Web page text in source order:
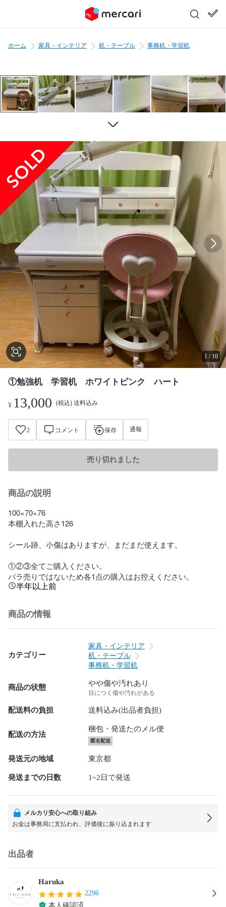
ホーム 家具・インテリア 机・テーブル 事務机・学習机
1 / 10
①勉強机 学習机 ホワイトピンク ハート
¥ 13,000 (税込) 送料込み
2 コメント 保存 通報
売り切れました
商品の説明
100×70×76
本棚入れた高さ126
シール跡、小傷はありますが、まだまだ使えます。
①②③全てご購入ください。
バラ売りではないため各1点の購入はお控えください。
半年以上前
商品の情報
カテゴリー
家具・インテリア
机・テーブル
事務机・学習机
商品の状態 やや傷や汚れあり
目につく傷や汚れがある
配送料の負担 送料込み(出品者負担)
配送の方法
梱包・発送たのメル便
匿名配送
発送元の地域 東京都
発送までの日数 1~2日で発送
メルカリ安心への取り組み
お金は事務局に支払われ、評価後に振り込まれます
出品者
Haruka
2296
本人確認済